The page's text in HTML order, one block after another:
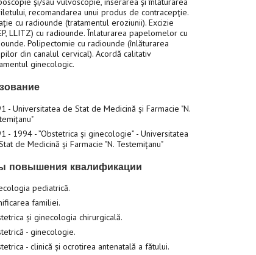
recomandarea unui produs de contracepţie.
cu radiounde (tratamentul eroziunii). Excizie
LLITZ) cu radiounde. Înlaturarea papelomelor cu
Polipectomie cu radiounde (înlăturarea
din canalul cervical). Acordă calitativ
ginecologic.
- Universitatea de Stat de Medicină și Farmacie "N.
- 1994 - ”Obstetrica și ginecologie” - Universitatea
de Medicină și Farmacie "N. Testemițanu"
повышения квалификации
pediatrică.
familiei.
și ginecologia chirurgicală.
- ginecologie.
- clinică și ocrotirea antenatală a fătului.